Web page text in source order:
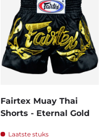
Fairtex Muay Thai
Shorts - Eternal Gold
Laatste stuks